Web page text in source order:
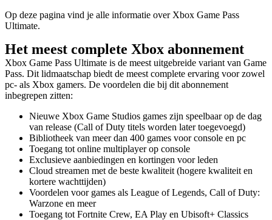
Op deze pagina vind je alle informatie over Xbox Game Pass
Ultimate.
Het meest complete Xbox abonnement
Xbox Game Pass Ultimate is de meest uitgebreide variant van Game
Pass. Dit lidmaatschap biedt de meest complete ervaring voor zowel
pc- als Xbox gamers. De voordelen die bij dit abonnement
inbegrepen zitten:
Nieuwe Xbox Game Studios games zijn speelbaar op de dag
van release (Call of Duty titels worden later toegevoegd)
Bibliotheek van meer dan 400 games voor console en pc
Toegang tot online multiplayer op console
Exclusieve aanbiedingen en kortingen voor leden
Cloud streamen met de beste kwaliteit (hogere kwaliteit en
kortere wachttijden)
Voordelen voor games als League of Legends, Call of Duty:
Warzone en meer
Toegang tot Fortnite Crew, EA Play en Ubisoft+ Classics